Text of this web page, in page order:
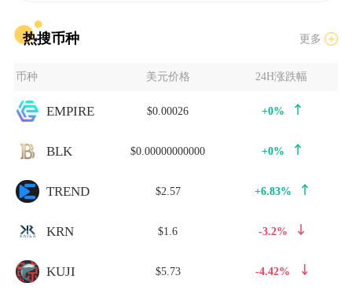
热搜币种 更多
币种 美元价格 24H涨跌幅
EMPIRE $0.00026 +0%
BLK $0.00000000000 +0%
TREND $2.57 +6.83%
KRN $1.6 -3.2%
KUJI $5.73 -4.42%